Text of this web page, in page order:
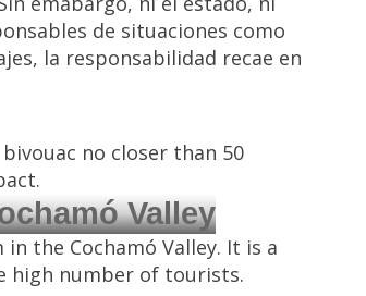
de situaciones como
la responsabilidad recae en
no closer than 50
Valley
the Cochamó Valley. It is a
high number of tourists.